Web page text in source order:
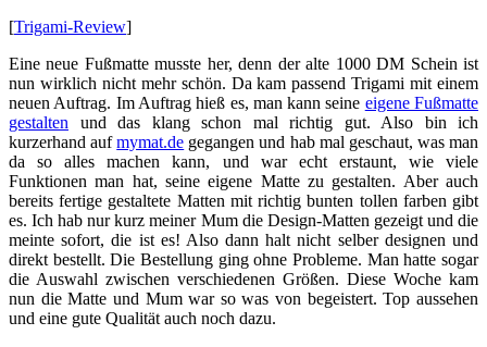
[Trigami-Review]
Eine neue Fußmatte musste her, denn der alte 1000 DM Schein ist
nun wirklich nicht mehr schön. Da kam passend Trigami mit einem
neuen Auftrag. Im Auftrag hieß es, man kann seine eigene Fußmatte
gestalten und das klang schon mal richtig gut. Also bin ich
kurzerhand aufmymat.de gegangen und hab mal geschaut, was man
da so alles machen kann, und war echt erstaunt, wie viele
Funktionen man hat, seine eigene Matte zu gestalten. Aber auch
bereits fertige gestaltete Matten mit richtig bunten tollen farben gibt
es. Ich hab nur kurz meiner Mum die Design-Matten gezeigt und die
meinte sofort, die ist es! Also dann halt nicht selber designen und
direkt bestellt. Die Bestellung ging ohne Probleme. Man hatte sogar
die Auswahl zwischen verschiedenen Größen. Diese Woche kam
nun die Matte und Mum war so was von begeistert. Top aussehen
und eine gute Qualität auch noch dazu.